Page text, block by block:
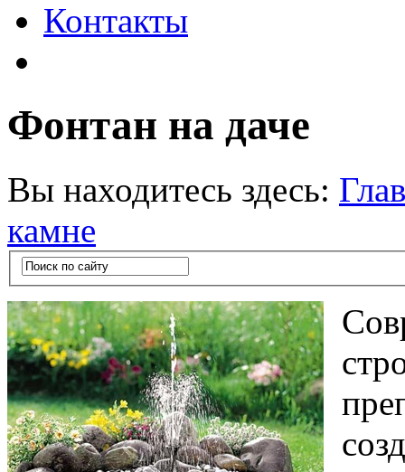
Контакты
Фонтан на даче
Вы находитесь здесь:
камне